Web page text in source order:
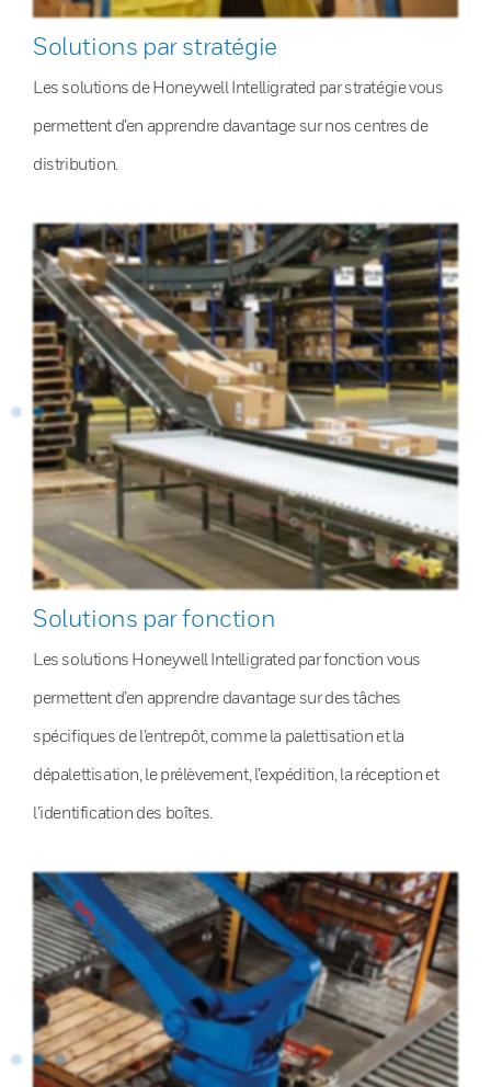
Solutions par stratégie
Les solutions de Honeywell Intelligrated par stratégie vous
permettent d’en apprendre davantage sur nos centres de
distribution.
Solutions par fonction
Les solutions Honeywell Intelligrated par fonction vous
permettent d’en apprendre davantage sur des tâches
spécifiques de l’entrepôt, comme la palettisation et la
dépalettisation, le prélèvement, l’expédition, la réception et
l’identification des boîtes.